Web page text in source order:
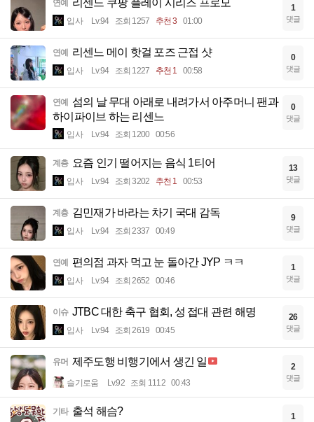
연예 리센느 쿠팡 플레이 시리즈 프로모
입사 Lv.94 조회 1257 추천 3 01:00
1
댓글
연예 리센느 메이 핫걸 포즈 근접 샷
입사 Lv.94 조회 1227 추천 1 00:58
0
댓글
연예
섬의 날 무대 아래로 내려가서 아주머니 팬과
하이파이브 하는 리센느
입사 Lv.94 조회 1200 00:56
0
댓글
계층 요즘 인기 떨어지는 음식 1티어
입사 Lv.94 조회 3202 추천 1 00:53
13
댓글
계층 김민재가 바라는 차기 국대 감독
입사 Lv.94 조회 2337 00:49
9
댓글
연예 편의점 과자 먹고 눈 돌아간 JYP ㅋㅋ
입사 Lv.94 조회 2652 00:46
1
댓글
이슈 JTBC 대한 축구 협회, 성 접대 관련 해명
입사 Lv.94 조회 2619 00:45
26
댓글
유머 제주도행 비행기에서 생긴 일
슬기로움 Lv.92 조회 1112 00:43
2
댓글
기타 출석 해슴? 1